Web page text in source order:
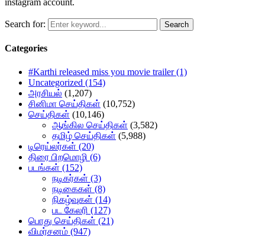
instagram account.
Search for: Search
Categories
#Karthi released miss you movie trailer(1)
Uncategorized (154)
அரசியல் (1,207)
சினிமா செய்திகள் (10,752)
செய்திகள் (10,146)
ஆங்கில செய்திகள் (3,582)
தமிழ் செய்திகள் (5,988)
டிரெய்லர்கள் (20)
திரை பிறமொழி (6)
படங்கள் (152)
நடிகர்கள் (3)
நடிகைகள் (8)
நிகழ்வுகள் (14)
பட கேலரி (127)
பொது செய்திகள் (21)
விமர்சனம் (947)